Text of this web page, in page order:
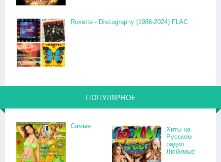
Roxette - Discography (1986-2024) FLAC
ПОПУЛЯРНОЕ
Самые
Хиты на
Русском
радио.
Любимые